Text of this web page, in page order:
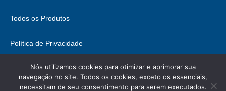
Todos os Produtos
Política de Privacidade
Fale Conosco
Nós utilizamos cookies para otimizar e aprimorar sua
navegação no site. Todos os cookies, exceto os essenciais,
necessitam de seu consentimento para serem executados.